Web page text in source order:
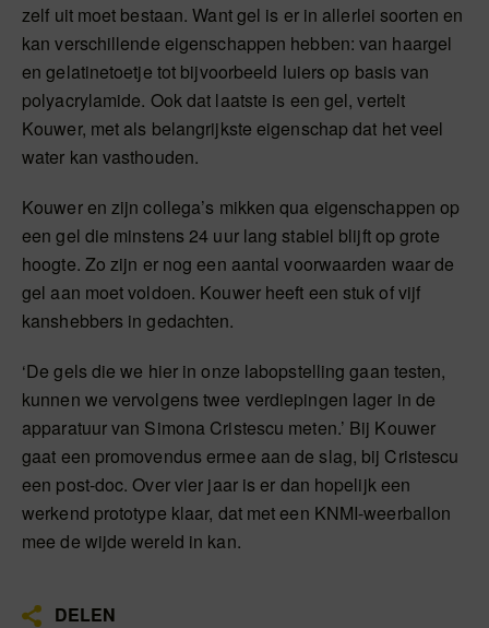
zelf uit moet bestaan. Want gel is er in allerlei soorten en
kan verschillende eigenschappen hebben: van haargel
en gelatinetoetje tot bijvoorbeeld luiers op basis van
polyacrylamide. Ook dat laatste is een gel, vertelt
Kouwer, met als belangrijkste eigenschap dat het veel
water kan vasthouden.
Kouwer en zijn collega’s mikken qua eigenschappen op
een gel die minstens 24 uur lang stabiel blijft op grote
hoogte. Zo zijn er nog een aantal voorwaarden waar de
gel aan moet voldoen. Kouwer heeft een stuk of vijf
kanshebbers in gedachten.
‘De gels die we hier in onze labopstelling gaan testen,
kunnen we vervolgens twee verdiepingen lager in de
apparatuur van Simona Cristescu meten.’ Bij Kouwer
gaat een promovendus ermee aan de slag, bij Cristescu
een post-doc. Over vier jaar is er dan hopelijk een
werkend prototype klaar, dat met een KNMI-weerballon
mee de wijde wereld in kan.
DELEN